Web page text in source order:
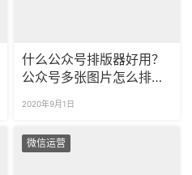
什么公众号排版器好用？
公众号多张图片怎么排
2020年9月1日
微信运营